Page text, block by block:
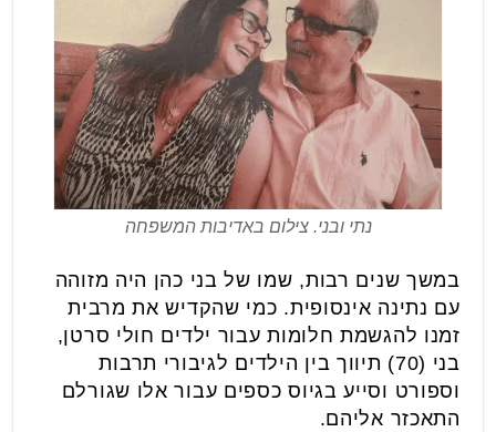
נתי ובני. צילום באדיבות המשפחה
במשך שנים רבות, שמו של בני כהן היה מזוהה
עם נתינה אינסופית. כמי שהקדיש את מרבית
זמנו להגשמת חלומות עבור ילדים חולי סרטן,
בני (70) תיווך בין הילדים לגיבורי תרבות
וספורט וסייע בגיוס כספים עבור אלו שגורלם
התאכזר אליהם.